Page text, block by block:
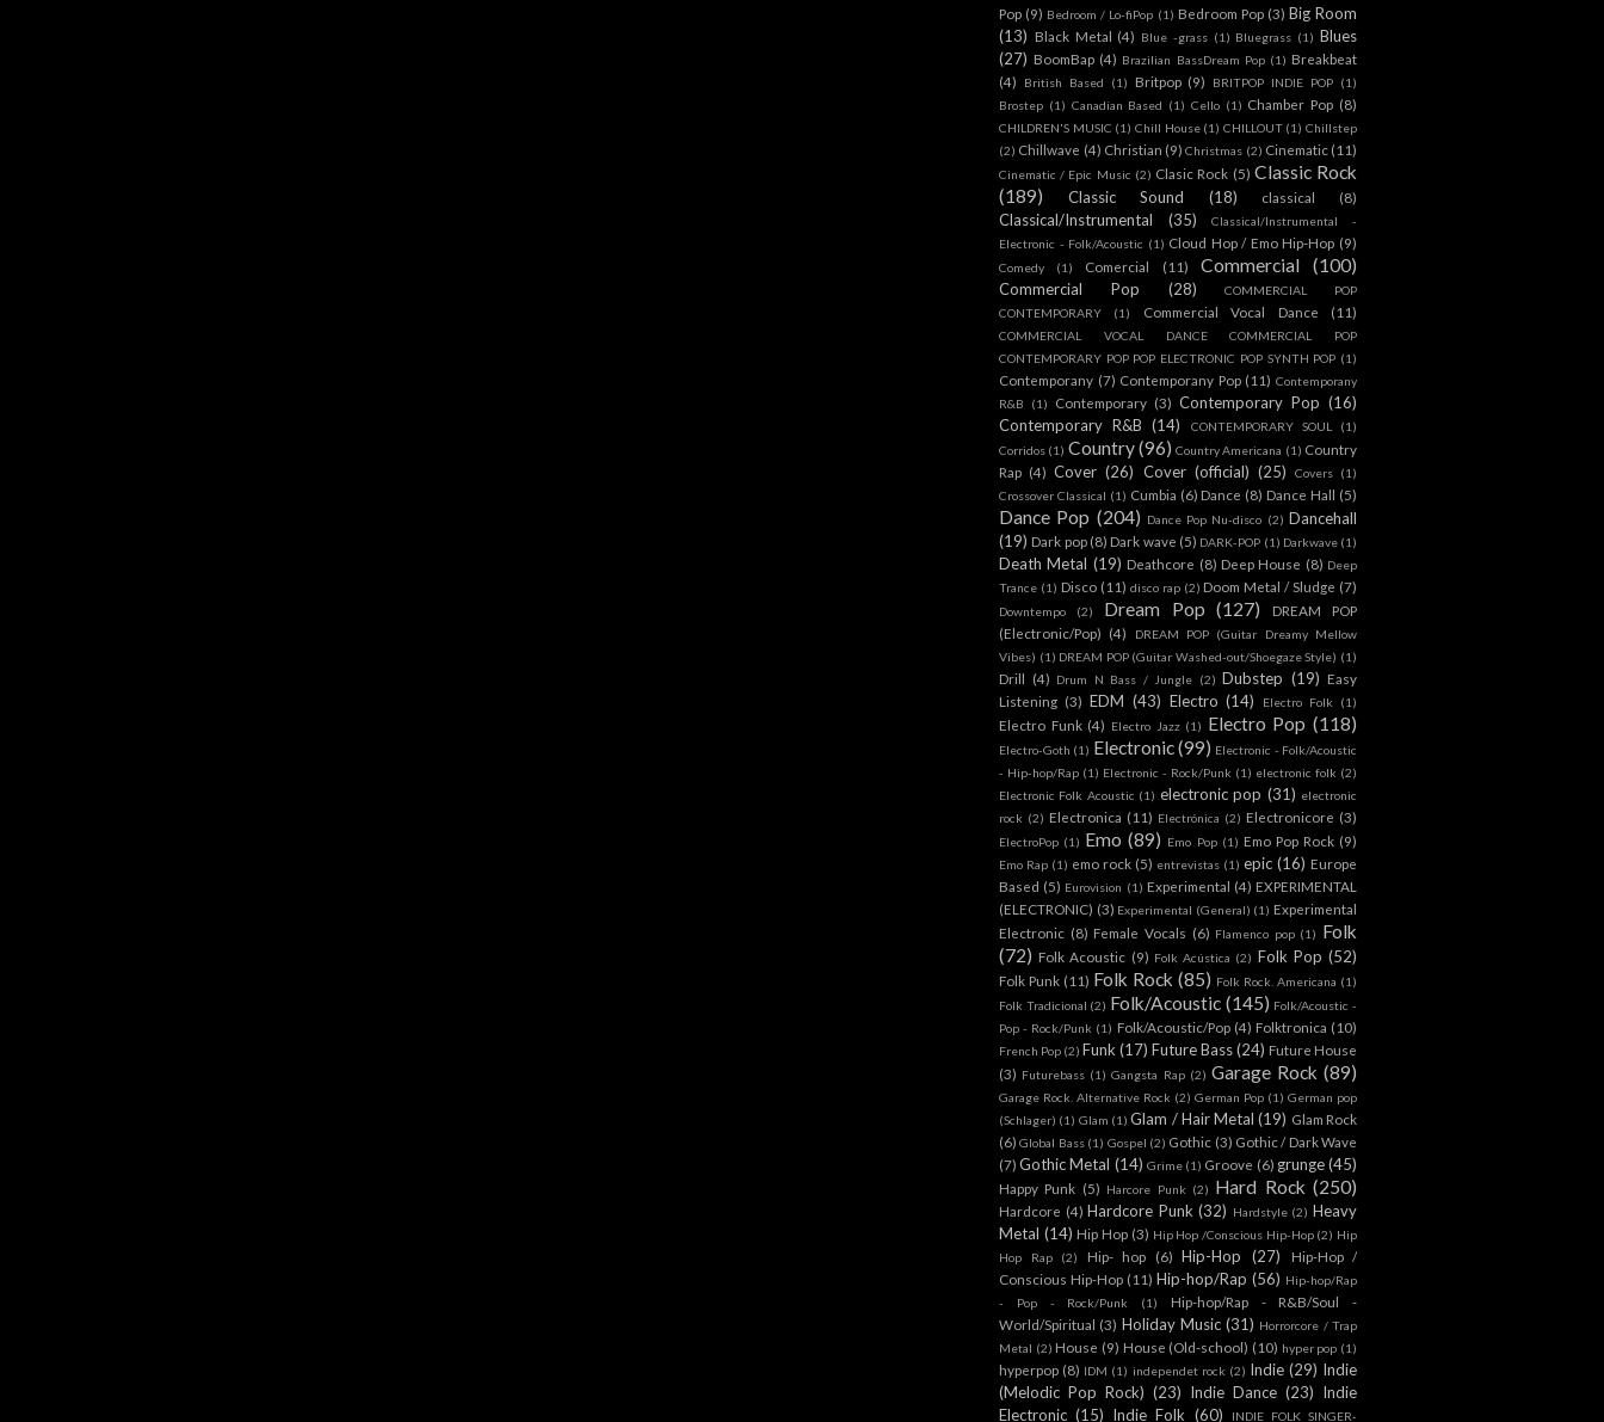
Pop (9) Bedroom / Lo-fiPop (1) Bedroom Pop (3) Big Room
(13) Black Metal (4) Blue -grass (1) Bluegrass (1) Blues
(27) BoomBap (4) Brazilian BassDream Pop (1) Breakbeat
(4)
British Based (1) Britpop (9) BRITPOP INDIE POP (1)
Brostep (1) Canadian Based (1) Cello (1) Chamber Pop (8)
CHILDREN'S MUSIC (1) Chill House (1) CHILLOUT (1) Chillstep
(2) Chillwave (4) Christian (9) Christmas (2) Cinematic (11)
Cinematic / Epic Music (2) Clasic Rock (5) Classic Rock
(189)
Classic Sound (18) classical (8)
Classical/Instrumental (35)
Classical/Instrumental -
Electronic - Folk/Acoustic (1) Cloud Hop / Emo Hip-Hop (9)
Comedy (1) Comercial (11) Commercial (100)
Commercial Pop (28)
COMMERCIAL POP
CONTEMPORARY
(1) Commercial Vocal Dance (11)
COMMERCIAL VOCAL DANCE COMMERCIAL POP
CONTEMPORARY POP POP ELECTRONIC POP SYNTH POP (1)
Contemporany (7) Contemporany Pop (11) Contemporany
R&B
(1) Contemporary (3) Contemporary Pop (16)
Contemporary R&B (14) CONTEMPORARY SOUL
(1)
Corridos (1) Country(96) Country Americana (1) Country
Rap (4) Cover (26) Cover (official) (25) Covers (1)
Crossover Classical (1) Cumbia (6) Dance (8) Dance Hall (5)
Dance Pop (204) Dance Pop Nu-disco (2) Dancehall
(19) Dark pop (8) Dark wave (5) DARK-POP (1) Darkwave (1)
Death Metal (19) Deathcore (8) Deep House (8) Deep
Trance (1) Disco (11) disco rap (2) Doom Metal / Sludge (7)
Downtempo (2) Dream Pop (127)
DREAM POP
(Electronic/Pop) (4)
DREAM POP (Guitar Dreamy Mellow
Vibes) (1) DREAM POP (Guitar Washed-out/Shoegaze Style) (1)
Drill (4) Drum N Bass / Jungle (2) Dubstep (19) Easy
Listening (3) EDM (43) Electro (14) Electro Folk (1)
Electro Funk (4) Electro Jazz (1) Electro Pop (118)
Electro-Goth (1) Electronic(99) Electronic - Folk/Acoustic
- Hip-hop/Rap (1) Electronic - Rock/Punk (1) electronic folk (2)
Electronic Folk Acoustic (1) electronic pop (31) electronic
rock (2) Electronica (11) Electrónica (2) Electronicore (3)
ElectroPop (1) Emo (89) Emo Pop (1) Emo Pop Rock (9)
Emo Rap (1) emo rock (5) entrevistas (1) epic (16) Europe
Based (5) Eurovision (1) Experimental (4) EXPERIMENTAL
(ELECTRONIC) (3) Experimental (General) (1) Experimental
Electronic (8) Female Vocals (6) Flamenco pop (1) Folk
(72) Folk Acoustic (9) Folk Acústica (2) Folk Pop (52)
Folk Punk (11) Folk Rock (85) Folk Rock. Americana (1)
Folk Tradicional (2) Folk/Acoustic (145) Folk/Acoustic -
Pop - Rock/Punk (1) Folk/Acoustic/Pop (4) Folktronica (10)
French Pop (2) Funk (17) Future Bass(24) Future House
(3) Futurebass (1) Gangsta Rap (2) Garage Rock (89)
Garage Rock. Alternative Rock (2) German Pop (1) German pop
(Schlager) (1) Glam (1) Glam / Hair Metal (19) Glam Rock
(6) Global Bass (1) Gospel (2) Gothic (3) Gothic / Dark Wave
(7) Gothic Metal (14) Grime (1) Groove (6) grunge (45)
Happy Punk (5) Harcore Punk (2) Hard Rock (250)
Hardcore (4) Hardcore Punk (32) Hardstyle (2) Heavy
Metal (14) Hip Hop (3) Hip Hop /Conscious Hip-Hop (2) Hip
Hop Rap
(2) Hip- hop (6) Hip-Hop (27)
Hip-Hop /
Conscious Hip-Hop (11) Hip-hop/Rap (56) Hip-hop/Rap
- Pop - Rock/Punk
(1)
Hip-hop/Rap - R&B/Soul -
World/Spiritual (3) Holiday Music (31) Horrorcore / Trap
Metal (2) House (9) House (Old-school) (10) hyper pop (1)
hyperpop (8) IDM (1) independet rock (2) Indie (29) Indie
(Melodic Pop Rock) (23) Indie Dance (23) Indie
Electronic (15) Indie Folk (60) INDIE FOLK SINGER-